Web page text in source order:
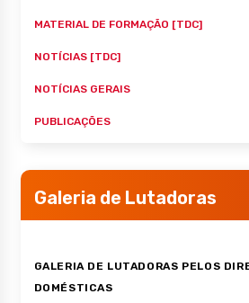
MATERIAL DE FORMAÇÃO [TDC]
NOTÍCIAS [TDC]
NOTÍCIAS GERAIS
PUBLICAÇÕES
Galeria de Lutadoras
GALERIA DE LUTADORAS PELOS
DOMÉSTICAS